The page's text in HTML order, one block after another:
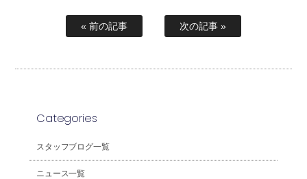
« 前の記事 次の記事 »
Categories
スタッフブログ一覧
ニュース一覧